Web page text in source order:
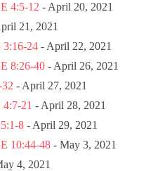
4:5-12 - April 20, 2021
21, 2021
24 - April 22, 2021
8:26-40 - April 26, 2021
- April 27, 2021
21 - April 28, 2021
8 - April 29, 2021
10:44-48 - May 3, 2021
4, 2021